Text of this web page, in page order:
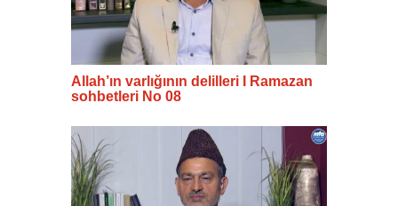
Allah’ın varlığının delilleri I Ramazan
sohbetleri No 08